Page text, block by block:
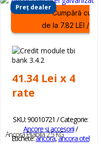
Cumpără cu
de la 7.82 LEI / lună
41.34 Lei x 4
rate
SKU:90010721
Categorie:
Ancore și accesorii
Etichete:ancora,ancora otel
Preț dealer
Ancora Pliabila 2.5 KG